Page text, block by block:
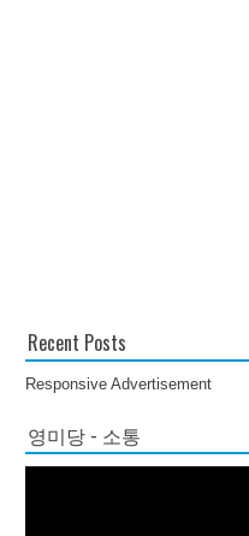
Recent Posts
Responsive Advertisement
영미당 - 소통